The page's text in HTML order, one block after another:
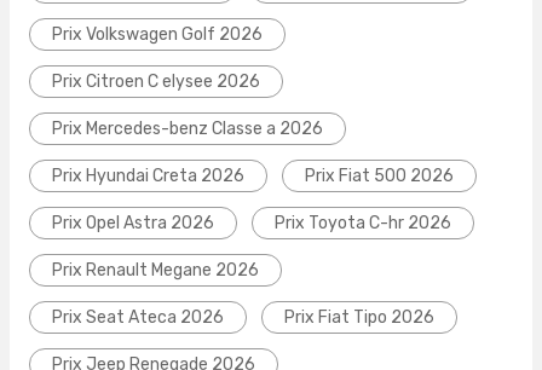
Prix Volkswagen Golf 2026
Prix Citroen C elysee 2026
Prix Mercedes-benz Classe a 2026
Prix Hyundai Creta 2026 Prix Fiat 500 2026
Prix Opel Astra 2026 Prix Toyota C-hr 2026
Prix Renault Megane 2026
Prix Seat Ateca 2026 Prix Fiat Tipo 2026
Prix Jeep Renegade 2026